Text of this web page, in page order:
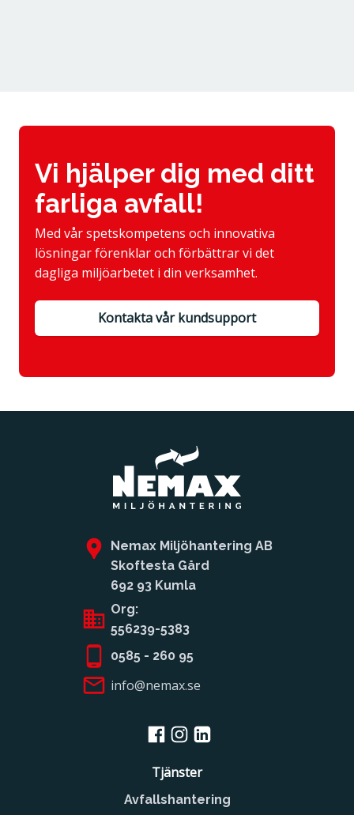
Vi hjälper dig med ditt
farliga avfall!
Med vår spetskompetens och innovativa
lösningar förenklar och förbättrar vi det
dagliga miljöarbetet i din verksamhet.
Kontakta vår kundsupport
Nemax Miljöhantering AB
Skoftesta Gård
692 93 Kumla
Org:
556239-5383
0585 - 260 95
info@nemax.se
Tjänster
Avfallshantering